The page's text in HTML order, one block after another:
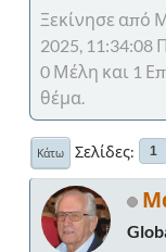
Ξεκίνησε από
2025, 11:34:08
0 Μέλη και 1
θέμα.
Κάτω Σελίδες 1